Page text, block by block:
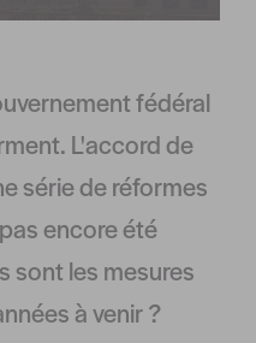
fédéral
L'accord de
série de réformes
encore été
sont les mesures
à venir ?